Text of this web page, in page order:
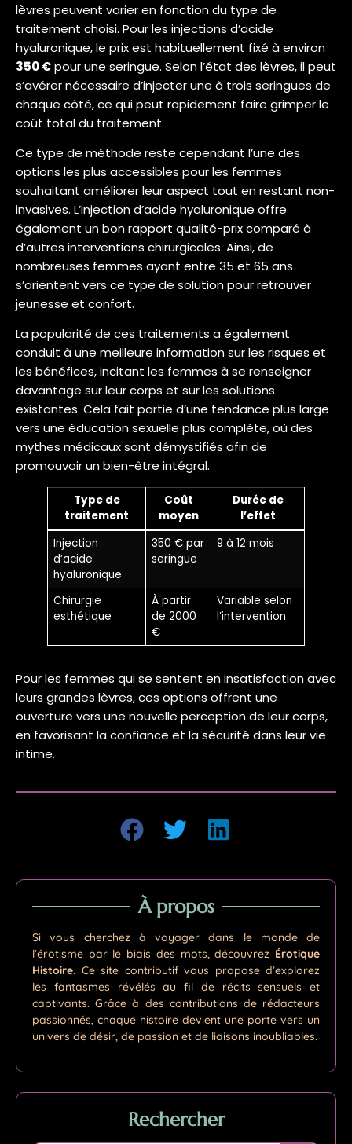
lèvres peuvent varier en fonction du type de
traitement choisi. Pour les injections d’acide
hyaluronique, le prix est habituellement fixé à environ
350 €pour une seringue. Selon l’état des lèvres, il peut
s’avérer nécessaire d’injecter une à trois seringues de
chaque côté, ce qui peut rapidement faire grimper le
coût total du traitement.
Ce type de méthode reste cependant l’une des
options les plus accessibles pour les femmes
souhaitant améliorer leur aspect tout en restant non-
invasives. L’injection d’acide hyaluronique offre
également un bon rapport qualité-prix comparé à
d’autres interventions chirurgicales. Ainsi, de
nombreuses femmes ayant entre 35 et 65 ans
s’orientent vers ce type de solution pour retrouver
jeunesse et confort.
La popularité de ces traitements a également
conduit à une meilleure information sur les risques et
les bénéfices, incitant les femmes à se renseigner
davantage sur leur corps et sur les solutions
existantes. Cela fait partie d’une tendance plus large
vers une éducation sexuelle plus complète, où des
mythes médicaux sont démystifiés afin de
promouvoir un bien-être intégral.
Type de
traitement
Coût
moyen
Durée de
l’effet
Injection
d’acide
hyaluronique
350 € par
seringue
9 à 12 mois
Chirurgie
esthétique
À partir
de 2000
€
Variable selon
l’intervention
Pour les femmes qui se sentent en insatisfaction avec
leurs grandes lèvres, ces options offrent une
ouverture vers une nouvelle perception de leur corps,
en favorisant la confiance et la sécurité dans leur vie
intime.
À propos
Si vous cherchez à voyager dans le monde de
l’érotisme par le biais des mots, découvrez Érotique
Histoire. Ce site contributif vous propose d’explorez
les fantasmes révélés au fil de récits sensuels et
captivants. Grâce à des contributions de rédacteurs
passionnés, chaque histoire devient une porte vers un
univers de désir, de passion et de liaisons inoubliables.
Rechercher